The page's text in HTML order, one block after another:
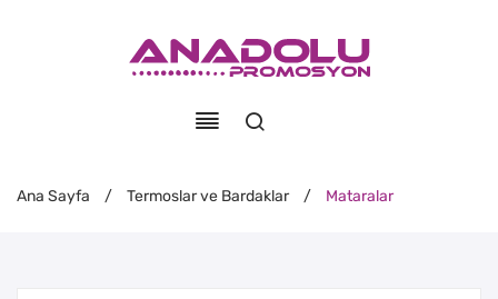
Ana Sayfa / Termoslar ve Bardaklar / Mataralar